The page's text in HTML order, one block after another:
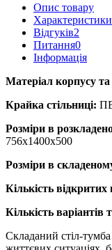
Опис товару
Характеристики
Відгуків2
Питання0
Iнформація
Матеріал корпусу та
Крайка стільниці:
Розміри в
756х1400х500
Розміри в
Кількість
Кількість варіантів
Складаний стіл-